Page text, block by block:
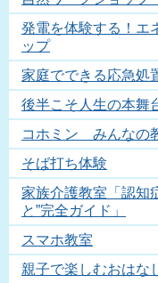
発電を体験する！エ
ップ
家庭でできる応急
後半こそ人生の本
コホミン みんなの
そば打ち体験
家族介護教室「認知
と”完全ガイド」
スマホ教室
親子で楽しむおはな